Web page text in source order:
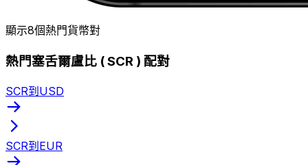
顯示8個熱門貨幣對
熱門塞舌爾盧比 ( SCR ) 配對
SCR到USD
SCR到EUR